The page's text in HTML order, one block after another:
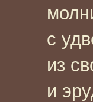
с
из
и